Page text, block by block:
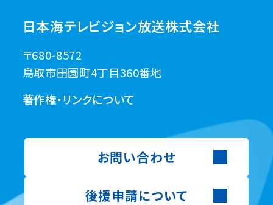
日本海テレビジョン放送株式会社
〒680-8572
鳥取市田園町4丁目360番地
著作権・リンクについて
お問い合わせ
後援申請について